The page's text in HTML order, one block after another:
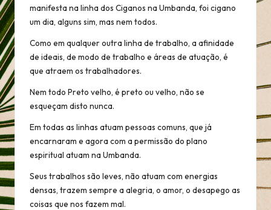
manifesta na linha dos Ciganos na Umbanda, foi cigano
um dia, alguns sim, mas nem todos.
Como em qualquer outra linha de trabalho, a afinidade
de ideais, de modo de trabalho e áreas de atuação, é
que atraem os trabalhadores.
Nem todo Preto velho, é preto ou velho, não se
esqueçam disto nunca.
Em todas as linhas atuam pessoas comuns, que já
encarnaram e agora com a permissão do plano
espiritual atuam na Umbanda.
Seus trabalhos são leves, não atuam com energias
densas, trazem sempre a alegria, o amor, o desapego as
coisas que nos fazem mal.